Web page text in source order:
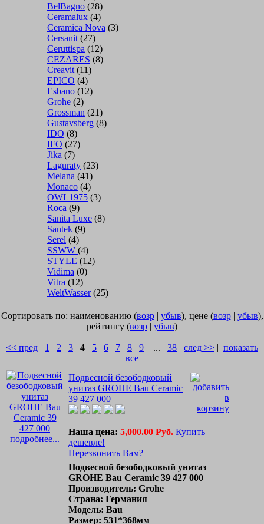
BelBagno (28)
Ceramalux (4)
Ceramica Nova (3)
Cersanit (27)
Ceruttispa (12)
CEZARES (8)
Creavit (11)
EPICO (4)
Esbano (12)
Grohe (2)
Grossman (21)
Gustavsberg (8)
IDO (8)
IFO (27)
Jika (7)
Laguraty (23)
Melana (41)
Monaco (4)
OWL1975 (3)
Roca (9)
Sanita Luxe (8)
Santek (9)
Serel (4)
SSWW (4)
STYLE (12)
Vidima (0)
Vitra (12)
WeltWasser(25)
Сортировать по: наименованию (возр| убыв), цене (возр| убыв),
рейтингу (возр | убыв)
<< пред 1 2 3 4 5 6 7 8 9 ... 38 след >> | показать
все
подробнее...
Подвесной безободковый
унитаз GROHE Bau Ceramic
39 427 000
Наша цена: 5,000.00 Руб. Купить
дешевле!
Перезвонить Вам?
Подвесной безободковый унитаз
GROHE Bau Ceramic 39 427 000
Производитель: Grohe
Страна: Германия
Модель: Bau
Размер: 531*368мм